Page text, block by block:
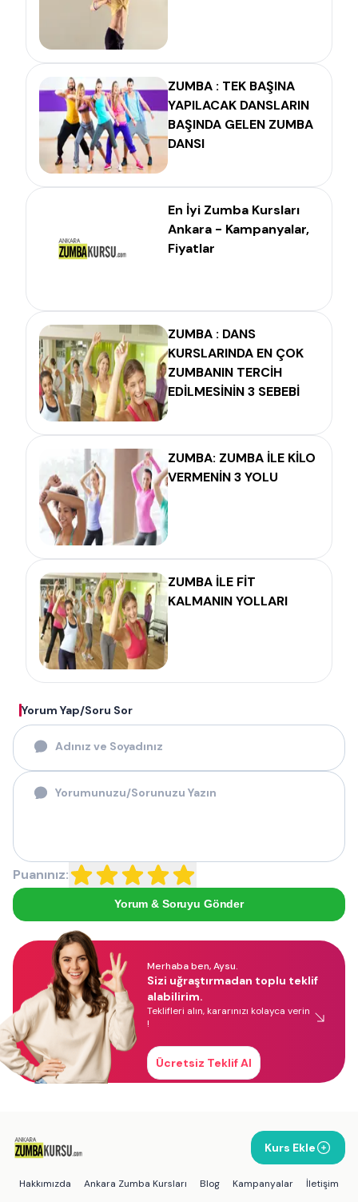
ZUMBA : TEK BAŞINA
YAPILACAK DANSLARIN
BAŞINDA GELEN ZUMBA
DANSI
En İyi Zumba Kursları
Ankara - Kampanyalar,
Fiyatlar
ZUMBA : DANS
KURSLARINDA EN ÇOK
ZUMBANIN TERCİH
EDİLMESİNİN 3 SEBEBİ
ZUMBA: ZUMBA İLE KİLO
VERMENİN 3 YOLU
ZUMBA İLE FİT
KALMANIN YOLLARI
Yorum Yap/Soru Sor
Puanınız:
Yorum & Soruyu Gönder
Merhaba ben, Aysu.
Sizi uğraştırmadan toplu teklif
alabilirim.
Teklifleri alın, kararınızı kolayca verin
!
Ücretsiz Teklif Al
Kurs Ekle
Hakkımızda Ankara Zumba Kursları Blog Kampanyalar İletişim